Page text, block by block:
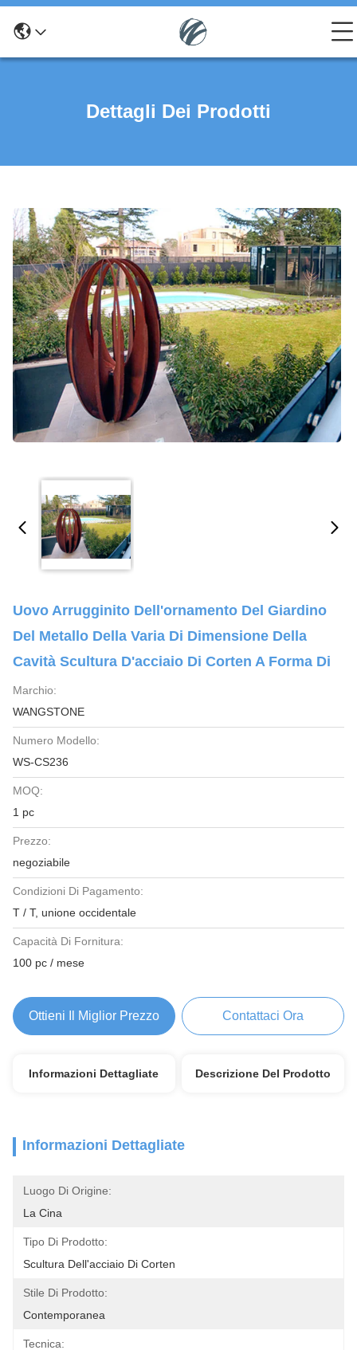
Dettagli Dei Prodotti
Uovo Arrugginito Dell'ornamento Del Giardino
Del Metallo Della Varia Di Dimensione Della
Cavità Scultura D'acciaio Di Corten A Forma Di
Marchio:
WANGSTONE
Numero Modello:
WS-CS236
MOQ:
1 pc
Prezzo:
negoziabile
Condizioni Di Pagamento:
T / T, unione occidentale
Capacità Di Fornitura:
100 pc / mese
Ottieni Il Miglior Prezzo Contattaci Ora
Informazioni Dettagliate Descrizione Del Prodotto
Informazioni Dettagliate
Luogo Di Origine:
La Cina
Tipo Di Prodotto:
Scultura Dell'acciaio Di Corten
Stile Di Prodotto:
Contemporanea
Tecnica: